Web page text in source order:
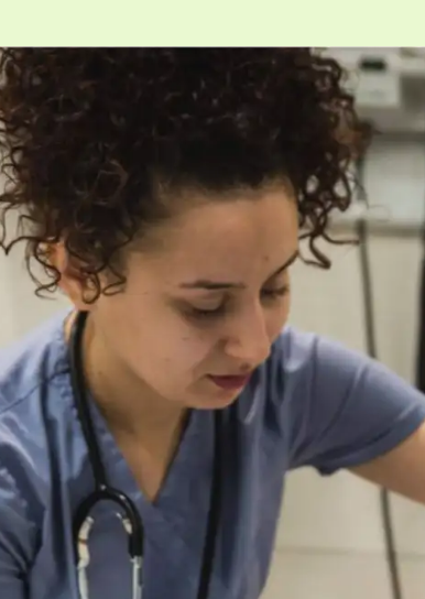
d'applications
Intégration multimédia
Optique et lunetterie
Prothèses dentaires
Radiodiagnostic
Soins infirmiers
En savoir plus sur les
programmes techniques